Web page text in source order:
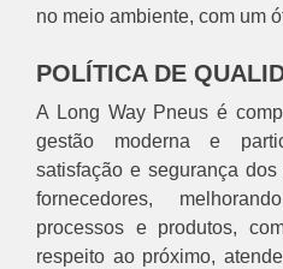
no meio ambiente, com um
POLÍTICA DE
A Long Way Pneus é
gestão moderna e
satisfação e segurança
fornecedores,
processos e produtos,
respeito ao próximo,